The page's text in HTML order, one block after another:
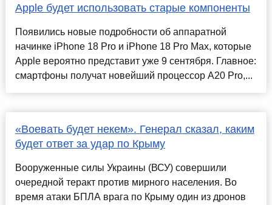
Apple будет использовать старые компоненты
Появились новые подробности об аппаратной
начинке iPhone 18 Pro и iPhone 18 Pro Max, которые
Apple вероятно представит уже 9 сентября. Главное:
смартфоны получат новейший процессор A20 Pro,...
«Воевать будет некем». Генерал сказал, каким
будет ответ за удар по Крыму
Вооруженные силы Украины (ВСУ) совершили
очередной теракт против мирного населения. Во
время атаки БПЛА врага по Крыму один из дронов